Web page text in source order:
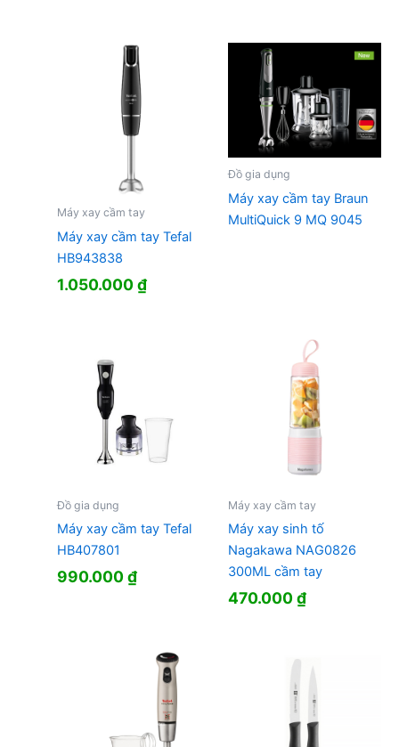
Máy xay cầm tay
Máy xay cầm tay Tefal
HB943838
1.050.000₫
Đồ gia dụng
Máy xay cầm tay Braun
MultiQuick 9 MQ 9045
Đồ gia dụng
Máy xay cầm tay Tefal
HB407801
990.000₫
Máy xay cầm tay
Máy xay sinh tố
Nagakawa NAG0826
300ML cầm tay
470.000₫